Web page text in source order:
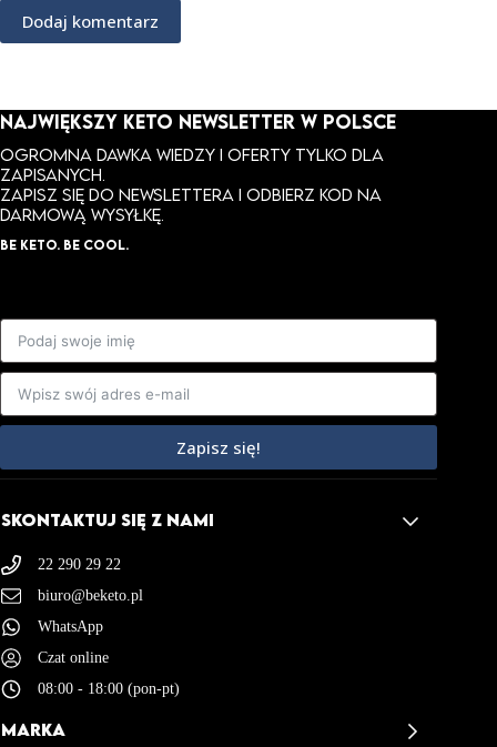
Dodaj komentarz
NAJWIĘKSZY KETO NEWSLETTER W POLSCE
Ogromna dawka wiedzy i oferty tylko dla
zapisanych.
ZAPISZ SIĘ DO NEWSLETTERA I ODBIERZ KOD NA
DARMOWĄ WYSYŁKĘ.
BE KETO. BE COOL.
Zapisz się!
SKONTAKTUJ SIĘ Z NAMI
22 290 29 22
biuro@beketo.pl
WhatsApp
Czat online
08:00 - 18:00 (pon-pt)
MARKA